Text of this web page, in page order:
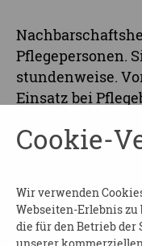
Pflegepersonen.
stundenweise.
Einsatz bei
gesetzlichen
möglich, die
haben!!!
Cookie-
Wir verwenden
Webseiten-Erlebnis zu
die für den Betrieb der
unserer